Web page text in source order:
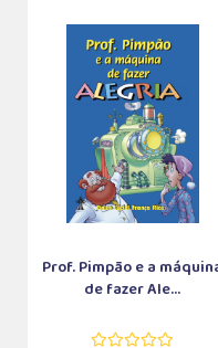
Prof. Pimpão e a
de fazer Ale...